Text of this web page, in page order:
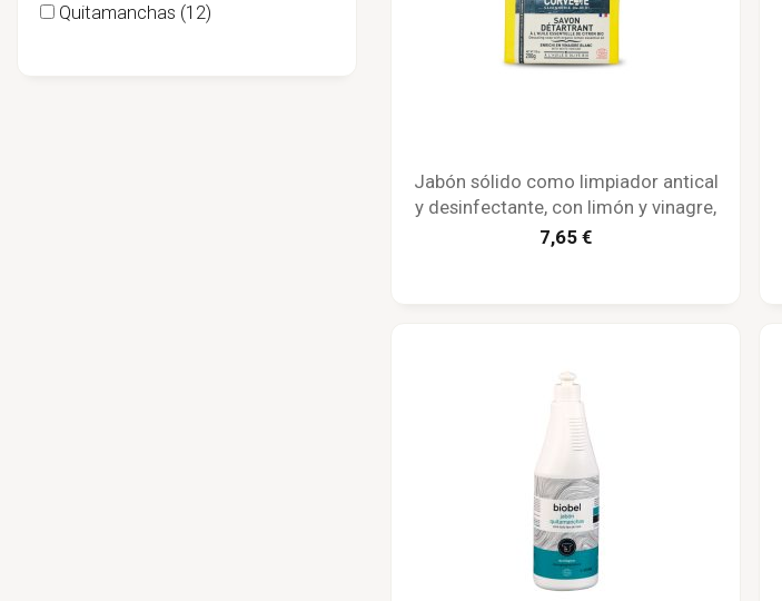
Jabón sólido como limpiador antical
y desinfectante, con limón y vinagre,
ecológico - La Corvette
7,65 €
Quitamanchas (12)